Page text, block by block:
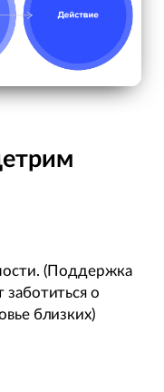
(Поддержка
заботиться о
близких)